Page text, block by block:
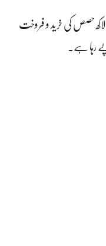
آج بارہ بجے تک کاروبار کے دوران 7 کروڑ 77 لاکھ حصص کی خرید و فروخت